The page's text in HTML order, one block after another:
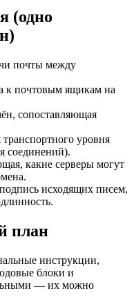
(одно
почты между
к почтовым ящикам на
сопоставляющая
уровня
соединений).
какие серверы могут
исходящих писем,
план
инструкции,
блоки и
— их можно